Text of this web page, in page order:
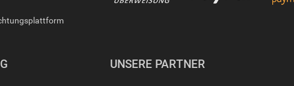
UNSERE PARTNER